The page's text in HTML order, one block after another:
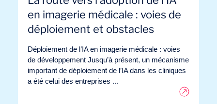
en imagerie médicale : voies de
déploiement et obstacles
Déploiement de l’IA en imagerie médicale : voies
de développement Jusqu’à présent, un mécanisme
important de déploiement de l’IA dans les cliniques
a été celui des entreprises ...